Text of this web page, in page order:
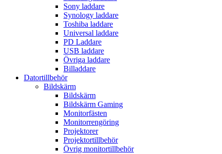
Sony laddare
Synology laddare
Toshiba laddare
Universal laddare
PD Laddare
USB laddare
Övriga laddare
Billaddare
Datortillbehör
Bildskärm
Bildskärm
Bildskärm Gaming
Monitorfästen
Monitorrengöring
Projektorer
Projektortillbehör
Övrig monitortillbehör